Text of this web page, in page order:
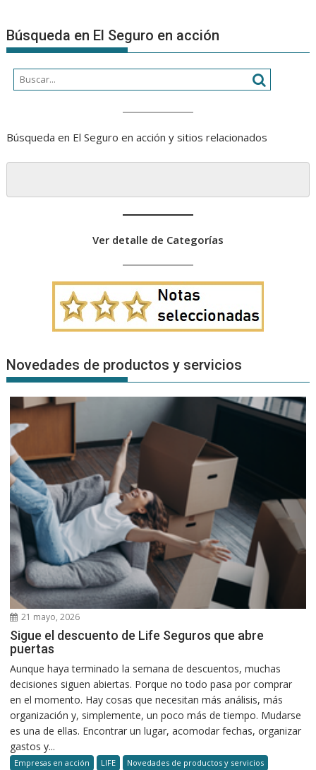
Búsqueda en El Seguro en acción
Búsqueda en El Seguro en acción y sitios relacionados
Ver detalle de Categorías
Novedades de productos y servicios
21 mayo, 2026
Sigue el descuento de Life Seguros que abre
puertas
Aunque haya terminado la semana de descuentos, muchas
decisiones siguen abiertas. Porque no todo pasa por comprar
en el momento. Hay cosas que necesitan más análisis, más
organización y, simplemente, un poco más de tiempo. Mudarse
es una de ellas. Encontrar un lugar, acomodar fechas, organizar
gastos y...
Empresas en acción LIFE Novedades de productos y servicios